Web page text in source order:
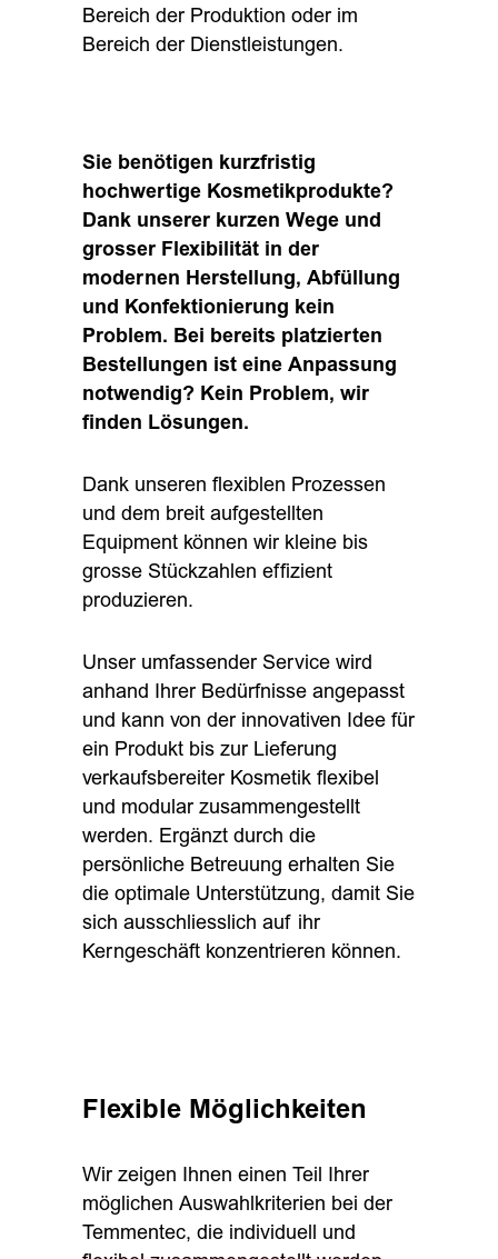
Bereich der Produktion oder im
Bereich der Dienstleistungen.
Sie benötigen kurzfristig
hochwertige Kosmetikprodukte?
Dank unserer kurzen Wege und
grosser Flexibilität in der
modernen Herstellung, Abfüllung
und Konfektionierung kein
Problem. Bei bereits platzierten
Bestellungen ist eine Anpassung
notwendig? Kein Problem, wir
finden Lösungen.
Dank unseren flexiblen Prozessen
und dem breit aufgestellten
Equipment können wir kleine bis
grosse Stückzahlen effizient
produzieren.
Unser umfassender Service wird
anhand Ihrer Bedürfnisse angepasst
und kann von der innovativen Idee für
ein Produkt bis zur Lieferung
verkaufsbereiter Kosmetik flexibel
und modular zusammengestellt
werden. Ergänzt durch die
persönliche Betreuung erhalten Sie
die optimale Unterstützung, damit Sie
sich ausschliesslich auf ihr
Kerngeschäft konzentrieren können.
Flexible Möglichkeiten
Wir zeigen Ihnen einen Teil Ihrer
möglichen Auswahlkriterien bei der
Temmentec, die individuell und